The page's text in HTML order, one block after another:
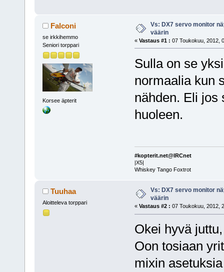
Falconi
se irkkihemmo
Seniori torppari
Korsee äpterit
Vs: DX7 servo monitor
väärin
« Vastaus #1 : 07 Toukokuu, 2012,
Sulla on se
normaalia kun
nähden. Eli jos
huoleen.
#kopterit.net@IRCnet
|X5|
Whiskey Tango Foxtrot
Tuuhaa
Aloitteleva torppari
Vs: DX7 servo monitor
väärin
« Vastaus #2 : 07 Toukokuu, 2012,
Okei hyvä
Oon tosiaan
mixin